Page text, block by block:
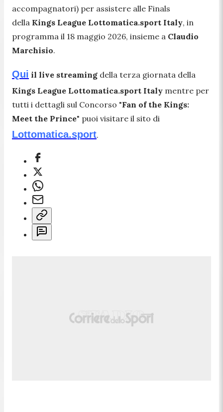
accompagnatori) per assistere alle Finals
della Kings League Lottomatica.sport Italy, in
programma il 18 maggio 2026, insieme a Claudio
Marchisio.
Qui il live streaming della terza giornata della
Kings League Lottomatica.sport Italy mentre per
tutti i dettagli sul Concorso "Fan of the Kings:
Meet the Prince" puoi visitare il sito di
Lottomatica.sport.